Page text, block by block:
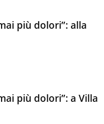
più dolori”: alla
più dolori”: a Villa